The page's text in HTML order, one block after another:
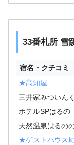
33番札所 雪
宿名・クチコミ
★高知屋
三井家みついんく
ホテルSPはるの
天然温泉はるの
★ゲストハウス